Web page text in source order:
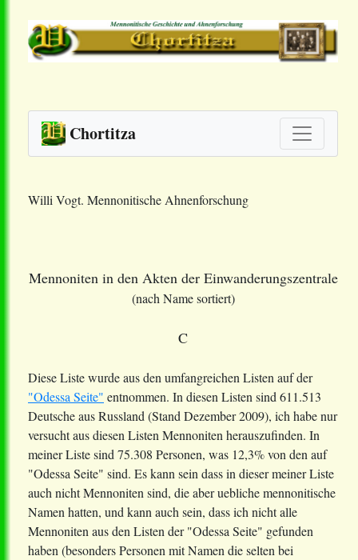
Chortitza
Willi Vogt. Mennonitische Ahnenforschung
Mennoniten in den Akten der Einwanderungszentrale
(nach Name sortiert)
C
Diese Liste wurde aus den umfangreichen Listen auf der
"Odessa Seite" entnommen. In diesen Listen sind 611.513
Deutsche aus Russland (Stand Dezember 2009), ich habe nur
versucht aus diesen Listen Mennoniten herauszufinden. In
meiner Liste sind 75.308 Personen, was 12,3% von den auf
"Odessa Seite" sind. Es kann sein dass in dieser meiner Liste
auch nicht Mennoniten sind, die aber uebliche mennonitische
Namen hatten, und kann auch sein, dass ich nicht alle
Mennoniten aus den Listen der "Odessa Seite" gefunden
haben (besonders Personen mit Namen die selten bei